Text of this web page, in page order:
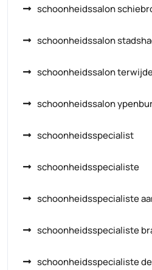
schoonheidssalon
schoonheidssalon
schoonheidssalon
schoonheidssalon
schoonheidsspecialist
schoonheidsspecialiste
schoonheidsspecialiste
schoonheidsspecialiste
schoonheidsspecialiste